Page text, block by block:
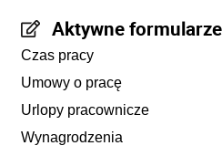
Aktywne formularze
Czas pracy
Umowy o pracę
Urlopy pracownicze
Wynagrodzenia